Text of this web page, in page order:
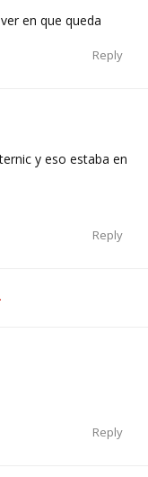
ver en que queda
Reply
y eso estaba en
Reply
Reply